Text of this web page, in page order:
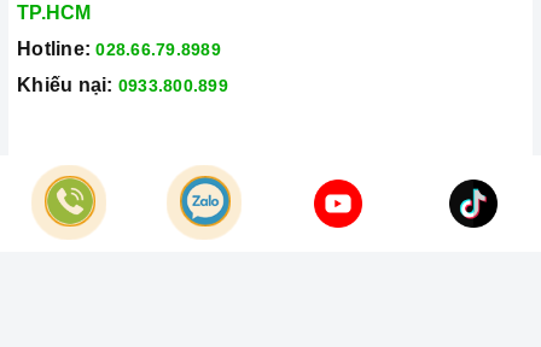
TP.HCM
Hotline: 028.66.79.8989
Khiếu nại: 0933.800.899
© Bản quyền thuộc vềCông Ty TNHH Home Best Việt Nam
Cung cấp bởi
Sapo